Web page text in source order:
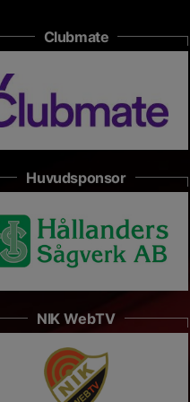
Clubmate
Huvudsponsor
NIK WebTV